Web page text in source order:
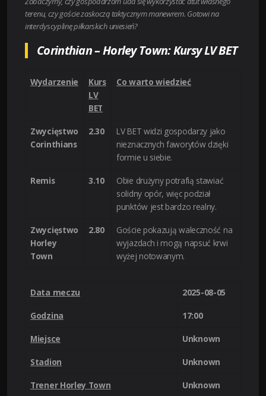
terenu, czy goście zaskoczą taktycznym manewrem. Gotowi na
interdyscyplinę piłkarskich uniesień?
Corinthian – Horley Town: Kursy LV BET
Wydarzenie
Kurs
LV
BET
Co warto wiedzieć
Zwycięstwo
Corinthians
2.30
LV BET widzi gospodarzy jako
nieznacznych faworytów dzięki
formie u siebie.
Remis 3.10
Obie drużyny potrafią stawiać
solidny opór, więc podział
punktów jest bardzo realny.
Zwycięstwo
Horley
Town
2.80
Goście pokazują waleczność na
wyjazdach i mogą napsuć krwi
wyżej notowanym.
Data meczu 2025-08-05
Godzina 17:00
Miejsce Unknown
Stadion Unknown
Trener Horley Town Unknown